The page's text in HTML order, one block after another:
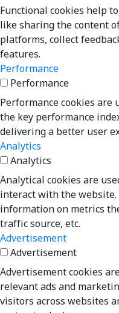
Functional cookies help
like sharing the content
platforms, collect
features.
Performance
Performance
Performance cookies are
the key performance
delivering a better user
Analytics
Analytics
Analytical cookies are
interact with the
information on metrics
traffic source, etc.
Advertisement
Advertisement
Advertisement cookies
relevant ads and
visitors across websites